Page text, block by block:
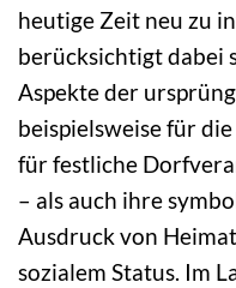
heutige Zeit neu zu
berücksichtigt dabei
Aspekte der
beispielsweise für
für festliche
– als auch ihre
Ausdruck von
sozialem Status. Im